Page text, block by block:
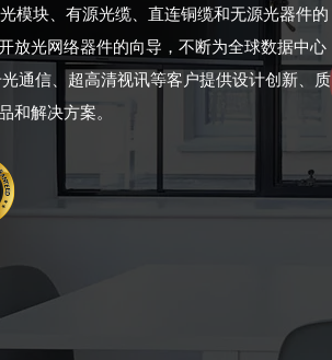
模块、有源光缆、直连铜缆和无源光器件的
放光网络器件的向导，不断为全球数据中心
通信、超高清视讯等客户提供设计创新、质
和解决方案。